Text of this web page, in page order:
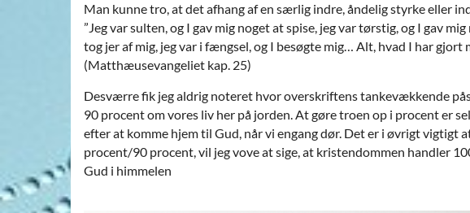
Man kunne tro, at det afhang af en særlig indre, åndelig styrke eller
”Jeg var sulten, og I gav mig noget at spise, jeg var tørstig, og I gav
tog jer af mig, jeg var i fængsel, og I besøgte mig… Alt, hvad I har
(Matthæusevangeliet kap. 25)
Desværre fik jeg aldrig noteret hvor overskriftens tankevækkende
90 procent om vores liv her på jorden. At gøre troen op i procent er
efter at komme hjem til Gud, når vi engang dør. Det er i øvrigt vigtigt
procent/90 procent, vil jeg vove at sige, at kristendommen handler
Gud i himmelen